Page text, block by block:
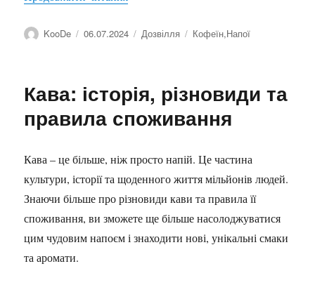
Автор
KooDe Оприлюднено
06.07.2024 Категорії
Дозвілля Позначки
Кофеїн,Напої
Кава: історія, різновиди та
правила споживання
Кава – це більше, ніж просто напій. Це частина
культури, історії та щоденного життя мільйонів людей.
Знаючи більше про різновиди кави та правила її
споживання, ви зможете ще більше насолоджуватися
цим чудовим напоєм і знаходити нові, унікальні смаки
та аромати.